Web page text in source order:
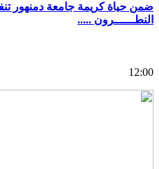
ضمن حياة كريمة جامعة دمنهور
النطــــــرون .....
12:00